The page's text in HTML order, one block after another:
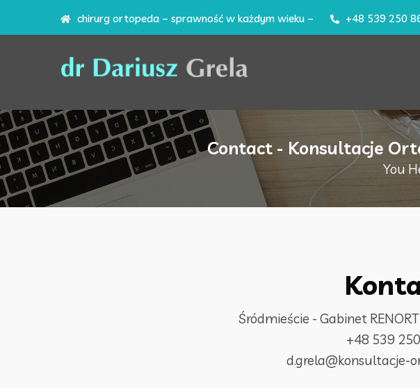
chirurg ortopeda – sprawność w każdym wieku – +48 539 250
Contact - Konsultacje
You
Śródmieście - Gabinet
+48 539
d.grela@konsultacje-